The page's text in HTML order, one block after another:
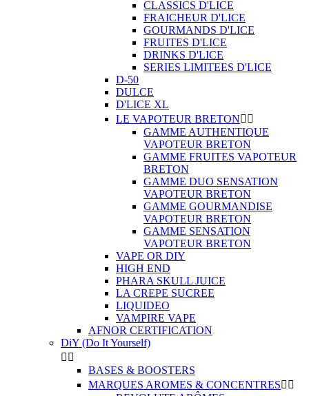
CLASSICS D'LICE
FRAICHEUR D'LICE
GOURMANDS D'LICE
FRUITES D'LICE
DRINKS D'LICE
SERIES LIMITEES D'LICE
D-50
DULCE
D'LICE XL
LE VAPOTEUR BRETON 
GAMME AUTHENTIQUE
VAPOTEUR BRETON
GAMME FRUITES VAPOTEUR
BRETON
GAMME DUO SENSATION
VAPOTEUR BRETON
GAMME GOURMANDISE
VAPOTEUR BRETON
GAMME SENSATION
VAPOTEUR BRETON
VAPE OR DIY
HIGH END
PHARA SKULL JUICE
LA CREPE SUCREE
LIQUIDEO
VAMPIRE VAPE
AFNOR CERTIFICATION
DiY (Do It Yourself)
 
BASES & BOOSTERS
MARQUES AROMES & CONCENTRES 